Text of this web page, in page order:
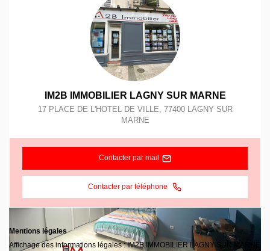
IM2B IMMOBILIER LAGNY SUR MARNE
17 PLACE DE L'HOTEL DE VILLE, 77400 LAGNY SUR
MARNE
Contacter par mail
Contacter par téléphone
Mentions légales
Affichage des informations légales : IM2B IMMOBILIER LAGNY SUR MARNE